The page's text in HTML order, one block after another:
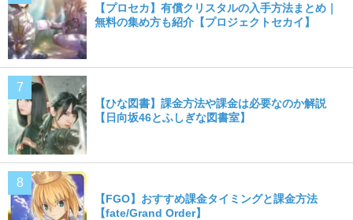
【プロセカ】有償クリスタルの入手方法まとめ｜
無料の集め方も紹介【プロジェクトセカイ】
【ひな図書】課金方法や課金は必要なのか解説
【日向坂46とふしぎな図書室】
【FGO】おすすめ課金タイミングと課金方法
【fate/Grand Order】